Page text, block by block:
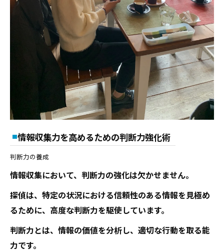
情報収集力を高めるための判断力強化術
判断力の養成
情報収集において、判断力の強化は欠かせません。
探偵は、特定の状況における信頼性のある情報を見極め
るために、高度な判断力を駆使しています。
判断力とは、情報の価値を分析し、適切な行動を取る能
力です。